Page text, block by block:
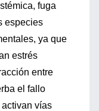
fuga
especies
ya que
estrés
entre
el fallo
vías